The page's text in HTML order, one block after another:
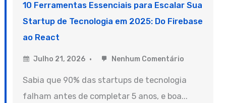
10 Ferramentas Essenciais para Escalar Sua
Startup de Tecnologia em 2025: Do Firebase
ao React
Julho 21, 2026 Nenhum Comentário
Sabia que 90% das startups de tecnologia
falham antes de completar 5 anos, e boa...